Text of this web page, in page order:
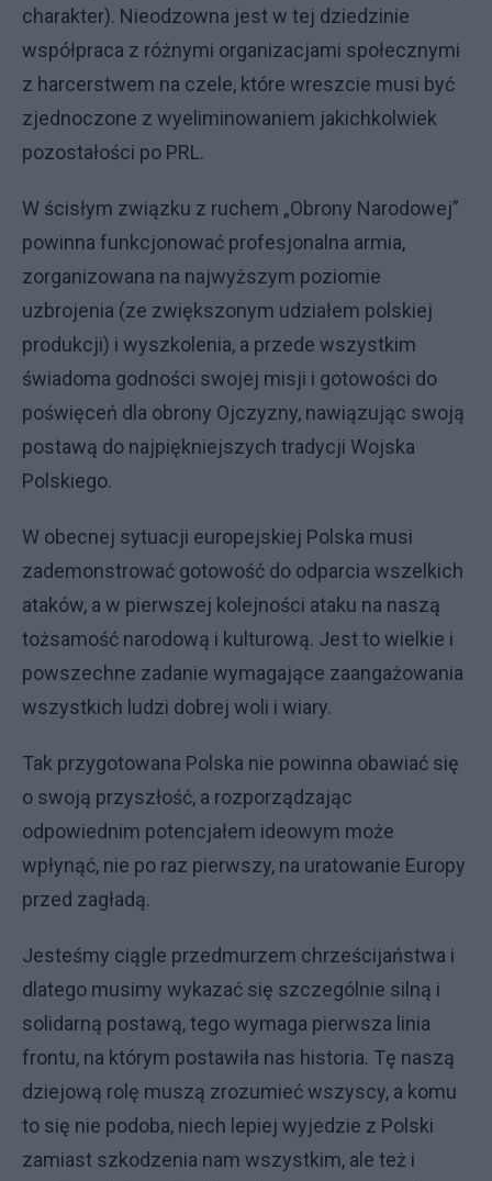
charakter). Nieodzowna jest w tej dziedzinie
współpraca z różnymi organizacjami społecznymi
z harcerstwem na czele, które wreszcie musi być
zjednoczone z wyeliminowaniem jakichkolwiek
pozostałości po PRL.
W ścisłym związku z ruchem „Obrony Narodowej”
powinna funkcjonować profesjonalna armia,
zorganizowana na najwyższym poziomie
uzbrojenia (ze zwiększonym udziałem polskiej
produkcji) i wyszkolenia, a przede wszystkim
świadoma godności swojej misji i gotowości do
poświęceń dla obrony Ojczyzny, nawiązując swoją
postawą do najpiękniejszych tradycji Wojska
Polskiego.
W obecnej sytuacji europejskiej Polska musi
zademonstrować gotowość do odparcia wszelkich
ataków, a w pierwszej kolejności ataku na naszą
tożsamość narodową i kulturową. Jest to wielkie i
powszechne zadanie wymagające zaangażowania
wszystkich ludzi dobrej woli i wiary.
Tak przygotowana Polska nie powinna obawiać się
o swoją przyszłość, a rozporządzając
odpowiednim potencjałem ideowym może
wpłynąć, nie po raz pierwszy, na uratowanie Europy
przed zagładą.
Jesteśmy ciągle przedmurzem chrześcijaństwa i
dlatego musimy wykazać się szczególnie silną i
solidarną postawą, tego wymaga pierwsza linia
frontu, na którym postawiła nas historia. Tę naszą
dziejową rolę muszą zrozumieć wszyscy, a komu
to się nie podoba, niech lepiej wyjedzie z Polski
zamiast szkodzenia nam wszystkim, ale też i